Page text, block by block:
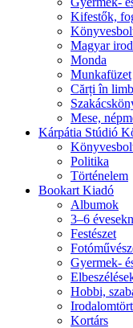
Kifestők,
Magyar
Monda
Munkafüzet
Cărți în
Mese,
Kárpátia Stúdió
Politika
Történelem
Bookart Kiadó
Albumok
3–6
Festészet
Gyermek-
Hobbi,
Kortárs